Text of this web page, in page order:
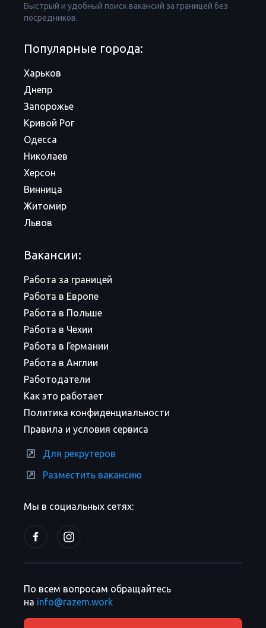
Быстрый и удобный поиск вакансий за границей без
посредников.
Мы в социальных сетях:
Популярные города:
Харьков
Днепр
Запорожье
Кривой Рог
Одесса
Николаев
Херсон
Винница
Житомир
Львов
Вакансии:
Работа за границей
Работа в Европе
Работа в Польше
Работа в Чехии
Работа в Германии
Работа в Англии
Работодатели
Как это работает
Политика конфиденциальности
Правила и условия сервиса
Для рекрутеров
Разместить вакансию
По всем вопросам обращайтесь
на info@razem.work